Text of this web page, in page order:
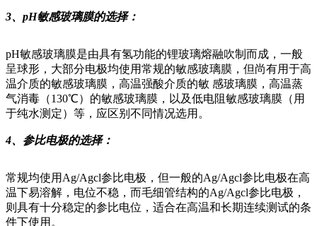
3、pH敏感玻璃膜的选择：
pH敏感玻璃膜是由具有氢功能的锂玻璃熔融吹制而成，一般
呈球形，大部分电极均使用常规的敏感玻璃膜，但尚有用于高
温介质的敏感玻璃膜，高温强酸介质的敏 感玻璃膜，高温蒸
气消毒（130℃）的敏感玻璃膜，以及低电阻敏感玻璃膜（用
于纯水测定）等，应区别不同情况选用。
4、参比电极的选择：
常规均使用Ag/Agcl参比电极，但一般的Ag/Agcl参比电极在高
温下易溶解，电位不稳，而毛细管结构的Ag/Agcl参比电极，
则具有十分稳定的参比电位，适合在高温和长期连续测试的条
件下使用。